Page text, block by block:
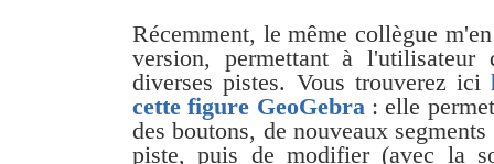
Récemment, le même collègue
version, permettant à l'utilisateur
diverses pistes. Vous trouverez ici
cette figure GeoGebra: elle
des boutons, de nouveaux
piste, puis de modifier (avec la